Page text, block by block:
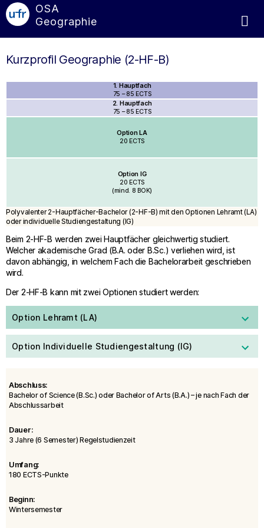
OSA
Geographie
Kurzprofil Geographie (2-HF-B)
1. Hauptfach
75 – 85 ECTS
2. Hauptfach
75 – 85 ECTS
Option LA
20 ECTS
Option IG
20 ECTS
(mind. 8 BOK)
Polyvalenter 2-Hauptfächer-Bachelor (2-HF-B) mit den Optionen Lehramt (LA)
oder individuelle Studiengestaltung (IG)
Beim 2-HF-B werden zwei Hauptfächer gleichwertig studiert.
Welcher akademische Grad (B.A. oder B.Sc.) verliehen wird, ist
davon abhängig, in welchem Fach die Bachelorarbeit geschrieben
wird.
Der 2-HF-B kann mit zwei Optionen studiert werden:
Option Lehramt (LA)
Option Individuelle Studiengestaltung (IG)
Abschluss:
Bachelor of Science (B.Sc.) oder Bachelor of Arts (B.A.) – je nach Fach der
Abschlussarbeit
Dauer:
3 Jahre (6 Semester) Regelstudienzeit
Umfang:
180 ECTS-Punkte
Beginn:
Wintersemester